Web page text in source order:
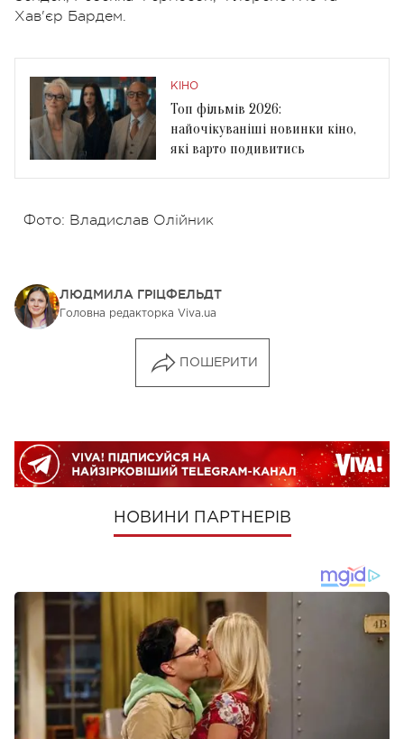
Хав'єр Бардем.
КІНО
Топ фільмів 2026:
найочікуваніші новинки кіно,
які варто подивитись
Фото: Владислав Олійник
ЛЮДМИЛА ГРІЦФЕЛЬДТ
Головна редакторка Viva.ua
ПОШЕРИТИ
НОВИНИ ПАРТНЕРІВ